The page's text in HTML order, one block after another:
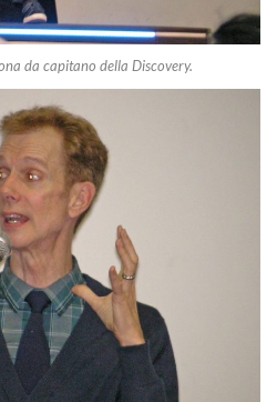
da capitano della Discovery.